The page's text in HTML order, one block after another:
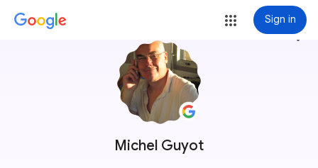
Sign in
Michel Guyot
more_vert